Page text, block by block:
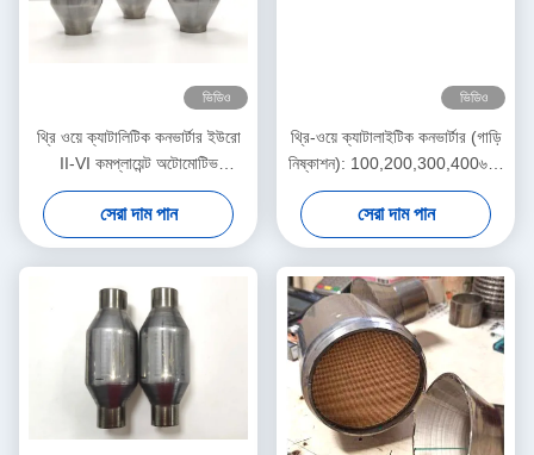
ভিডিও
থ্রি ওয়ে ক্যাটালিটিক কনভার্টার ইউরো
II-VI কমপ্লায়েন্ট অটোমোটিভ
টিডব্লিউসি - ২.৫" ৫০ সেল
সেরা দাম পান
ভিডিও
থ্রি-ওয়ে ক্যাটালাইটিক কনভার্টার (গাড়ি
নিষ্কাশন): 100,200,300,400৬০০
সেল কাউন্ট। ইউরো ৩।
সেরা দাম পান